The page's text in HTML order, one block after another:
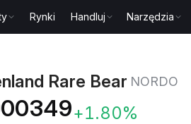
Rynki Handluj Narzędzia
Rare Bear NORDO
+1.80%